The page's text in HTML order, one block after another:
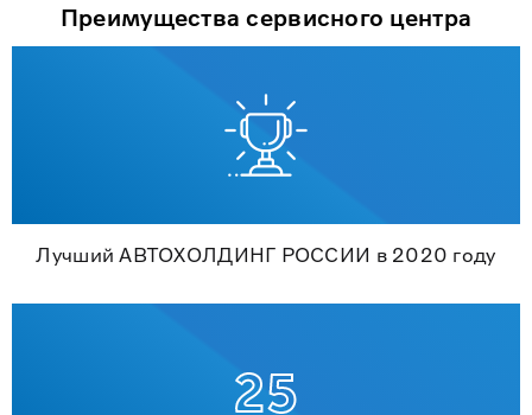
Преимущества сервисного центра
Лучший АВТОХОЛДИНГ РОССИИ в 2020 году